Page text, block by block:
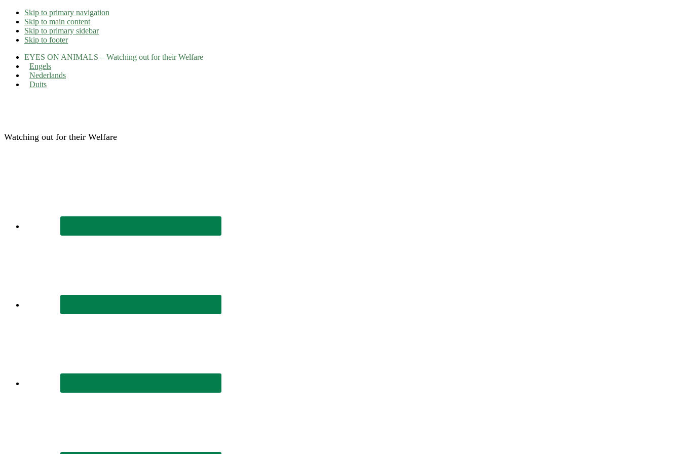
Skip to primary navigation
Skip to main content
Skip to primary sidebar
Skip to footer
EYES ON ANIMALS – Watching out for their Welfare
Engels
Nederlands
Duits
Watching out for their Welfare